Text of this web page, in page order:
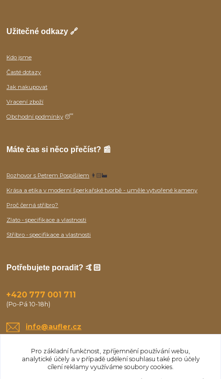
Užitečné odkazy 🔗
Kdo jsme
Časté dotazy
Jak nakupovat
Vracení zboží
Obchodní podmínky 😴
Máte čas si něco přečíst? 📰
Rozhovor s Petrem Pospíšilem 👨🏻‍🏭
Krása a etika v moderní šperkařské tvorbě - uměle vytvořené kameny
Proč černá stříbro?
Zlato - specifikace a vlastnosti
Stříbro - specifikace a vlastnosti
Potřebujete poradit? 🤙🏻
+420 777 001 711
(Po-Pá 10-18h)
info@aufler.cz
Pro základní funkčnost, zpříjemnění používání webu,
analytické účely a v případě udělení souhlasu také pro účely
cílení reklamy využíváme soubory cookies.